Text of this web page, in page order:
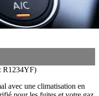
R1234YF)
avec une climatisation en